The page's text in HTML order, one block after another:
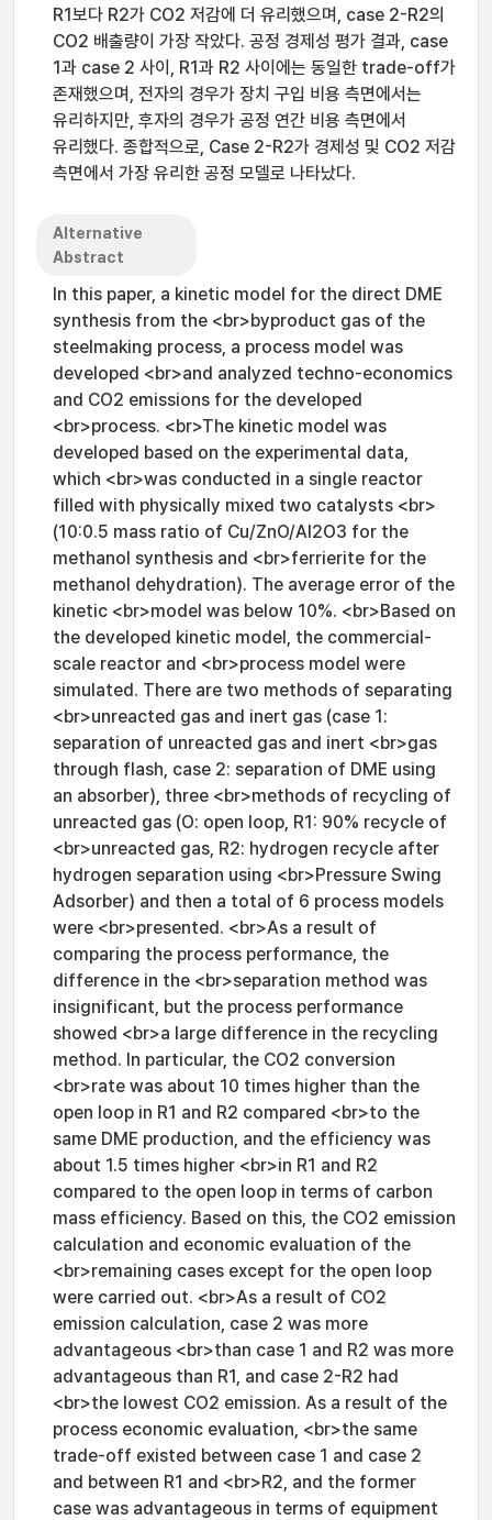
R1보다 R2가 CO2 저감에 더 유리했으며, case 2-R2의
CO2 배출량이 가장 작았다. 공정 경제성 평가 결과, case
1과 case 2 사이, R1과 R2 사이에는 동일한 trade-off가
존재했으며, 전자의 경우가 장치 구입 비용 측면에서는
유리하지만, 후자의 경우가 공정 연간 비용 측면에서
유리했다. 종합적으로, Case 2-R2가 경제성 및 CO2 저감
측면에서 가장 유리한 공정 모델로 나타났다.
Alternative
Abstract
In this paper, a kinetic model for the direct DME
synthesis from the <br>byproduct gas of the
steelmaking process, a process model was
developed <br>and analyzed techno-economics
and CO2 emissions for the developed
<br>process. <br>The kinetic model was
developed based on the experimental data,
which <br>was conducted in a single reactor
filled with physically mixed two catalysts <br>
(10:0.5 mass ratio of Cu/ZnO/Al2O3 for the
methanol synthesis and <br>ferrierite for the
methanol dehydration). The average error of the
kinetic <br>model was below 10%. <br>Based on
the developed kinetic model, the commercial-
scale reactor and <br>process model were
simulated. There are two methods of separating
<br>unreacted gas and inert gas (case 1:
separation of unreacted gas and inert <br>gas
through flash, case 2: separation of DME using
an absorber), three <br>methods of recycling of
unreacted gas (O: open loop, R1: 90% recycle of
<br>unreacted gas, R2: hydrogen recycle after
hydrogen separation using <br>Pressure Swing
Adsorber) and then a total of 6 process models
were <br>presented. <br>As a result of
comparing the process performance, the
difference in the <br>separation method was
insignificant, but the process performance
showed <br>a large difference in the recycling
method. In particular, the CO2 conversion
<br>rate was about 10 times higher than the
open loop in R1 and R2 compared <br>to the
same DME production, and the efficiency was
about 1.5 times higher <br>in R1 and R2
compared to the open loop in terms of carbon
mass efficiency. Based on this, the CO2 emission
calculation and economic evaluation of the
<br>remaining cases except for the open loop
were carried out. <br>As a result of CO2
emission calculation, case 2 was more
advantageous <br>than case 1 and R2 was more
advantageous than R1, and case 2-R2 had
<br>the lowest CO2 emission. As a result of the
process economic evaluation, <br>the same
trade-off existed between case 1 and case 2
and between R1 and <br>R2, and the former
case was advantageous in terms of equipment